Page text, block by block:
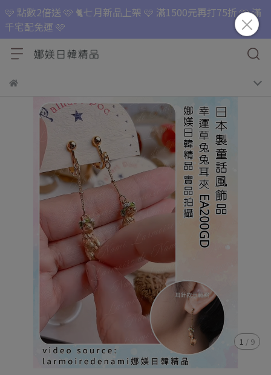
🩷 點數2倍送 🩷 🐈七月新品上架 🩷 滿1500元再打75折 🩷 滿
千宅配免運 🩷
1 / 9